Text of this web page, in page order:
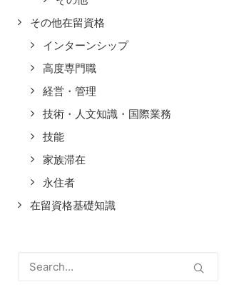
その他在留資格
インターンシップ
高度専門職
経営・管理
技術・人文知識・国際業務
技能
家族滞在
永住者
在留資格基礎知識